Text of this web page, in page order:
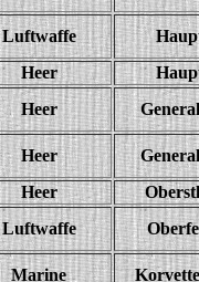
Luftwaffe
Heer
Heer
Heer
Heer
Luftwaffe
Marine